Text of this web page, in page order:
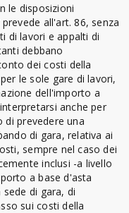
le disposizioni
all'art. 86, senza
di lavori e appalti di
debbano
dei costi della
le sole gare di lavori,
dell'importo a
anche per
di prevedere una
di gara, relativa ai
sempre nel caso dei
inclusi -a livello
a base d'asta
di gara, di
sui costi della